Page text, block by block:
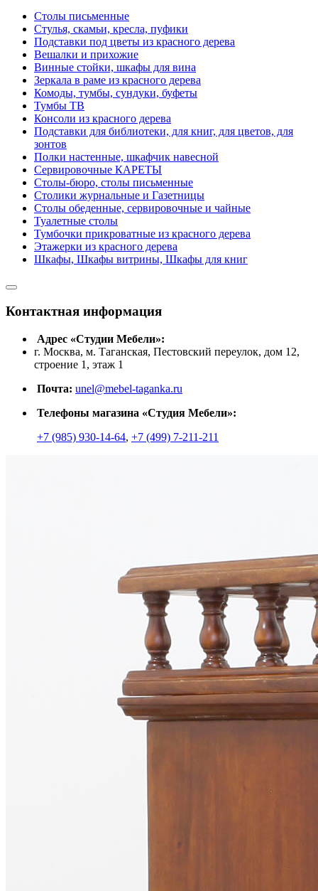
Столы письменные
Стулья, скамьи, кресла, пуфики
Подставки под цветы из красного дерева
Вешалки и прихожие
Винные стойки, шкафы для вина
Зеркала в раме из красного дерева
Комоды, тумбы, сундуки, буфеты
Тумбы ТВ
Консоли из красного дерева
Подставки для библиотеки, для книг, для цветов, для
зонтов
Полки настенные, шкафчик навесной
Сервировочные КАРЕТЫ
Столы-бюро, столы письменные
Столики журнальные и Газетницы
Столы обеденные, сервировочные и чайные
Туалетные столы
Тумбочки прикроватные из красного дерева
Этажерки из красного дерева
Шкафы, Шкафы витрины, Шкафы для книг
Контактная информация
Адрес «Студии Мебели»:
г. Москва, м. Таганская, Пестовский переулок, дом 12,
строение 1, этаж 1
Почта: unel@mebel-taganka.ru
Телефоны магазина «Студия Мебели»:
+7 (985) 930-14-64, +7 (499) 7-211-211